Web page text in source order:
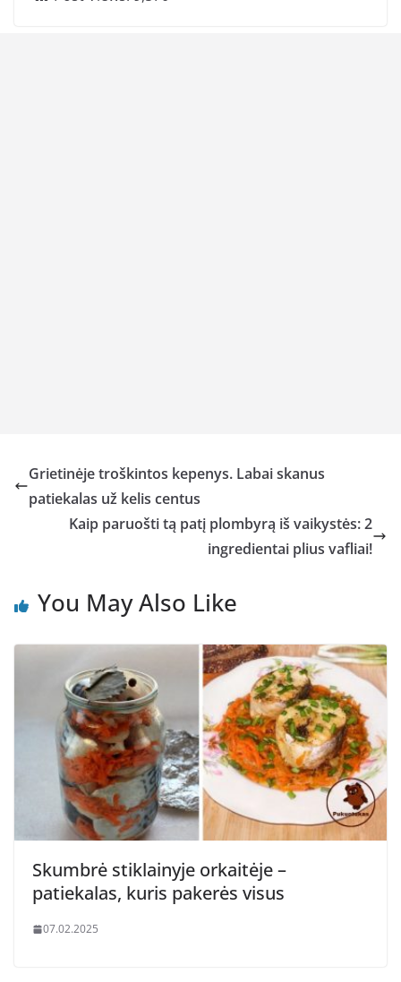
Grietinėje troškintos kepenys. Labai skanus
patiekalas už kelis centus
Kaip paruošti tą patį plombyrą iš vaikystės: 2
ingredientai plius vafliai!
You May Also Like
Skumbrė stiklainyje orkaitėje –
patiekalas, kuris pakerės visus
07.02.2025